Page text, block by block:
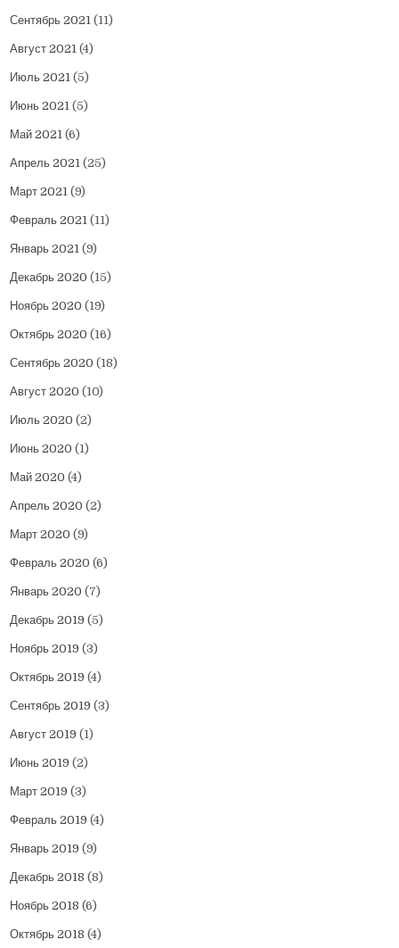
Сентябрь 2021 (11)
Август 2021 (4)
Июль 2021 (5)
Июнь 2021 (5)
Май 2021 (6)
Апрель 2021 (25)
Март 2021 (9)
Февраль 2021 (11)
Январь 2021 (9)
Декабрь 2020 (15)
Ноябрь 2020 (19)
Октябрь 2020 (16)
Сентябрь 2020 (18)
Август 2020 (10)
Июль 2020 (2)
Июнь 2020 (1)
Май 2020 (4)
Апрель 2020 (2)
Март 2020 (9)
Февраль 2020 (6)
Январь 2020 (7)
Декабрь 2019 (5)
Ноябрь 2019 (3)
Октябрь 2019 (4)
Сентябрь 2019 (3)
Август 2019 (1)
Июнь 2019 (2)
Март 2019 (3)
Февраль 2019 (4)
Январь 2019 (9)
Декабрь 2018 (8)
Ноябрь 2018 (6)
Октябрь 2018 (4)